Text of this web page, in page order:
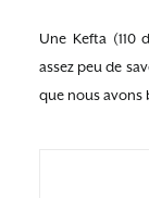
Une Kefta (110
assez peu de
que nous avons